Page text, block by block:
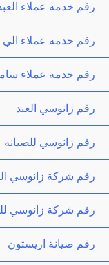
رقم خدمه عملاء العبد
رقم خدمه عملاء الي
رقم خدمه عملاء
رقم زانوسي العبد
رقم زانوسي للصيانه
رقم شركة زانوسي
رقم شركة زانوسي
رقم صيانة اريستون